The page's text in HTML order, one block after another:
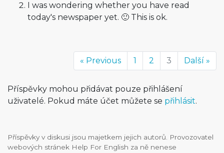
I was wondering whether you have read
today's newspaper yet. 🙂 This is ok.
« Previous 1 2 3 Další »
Příspěvky mohou přidávat pouze přihlášení
uživatelé. Pokud máte účet můžete se přihlásit.
Příspěvky v diskusi jsou majetkem jejich autorů. Provozovatel
webových stránek Help For English za ně nenese